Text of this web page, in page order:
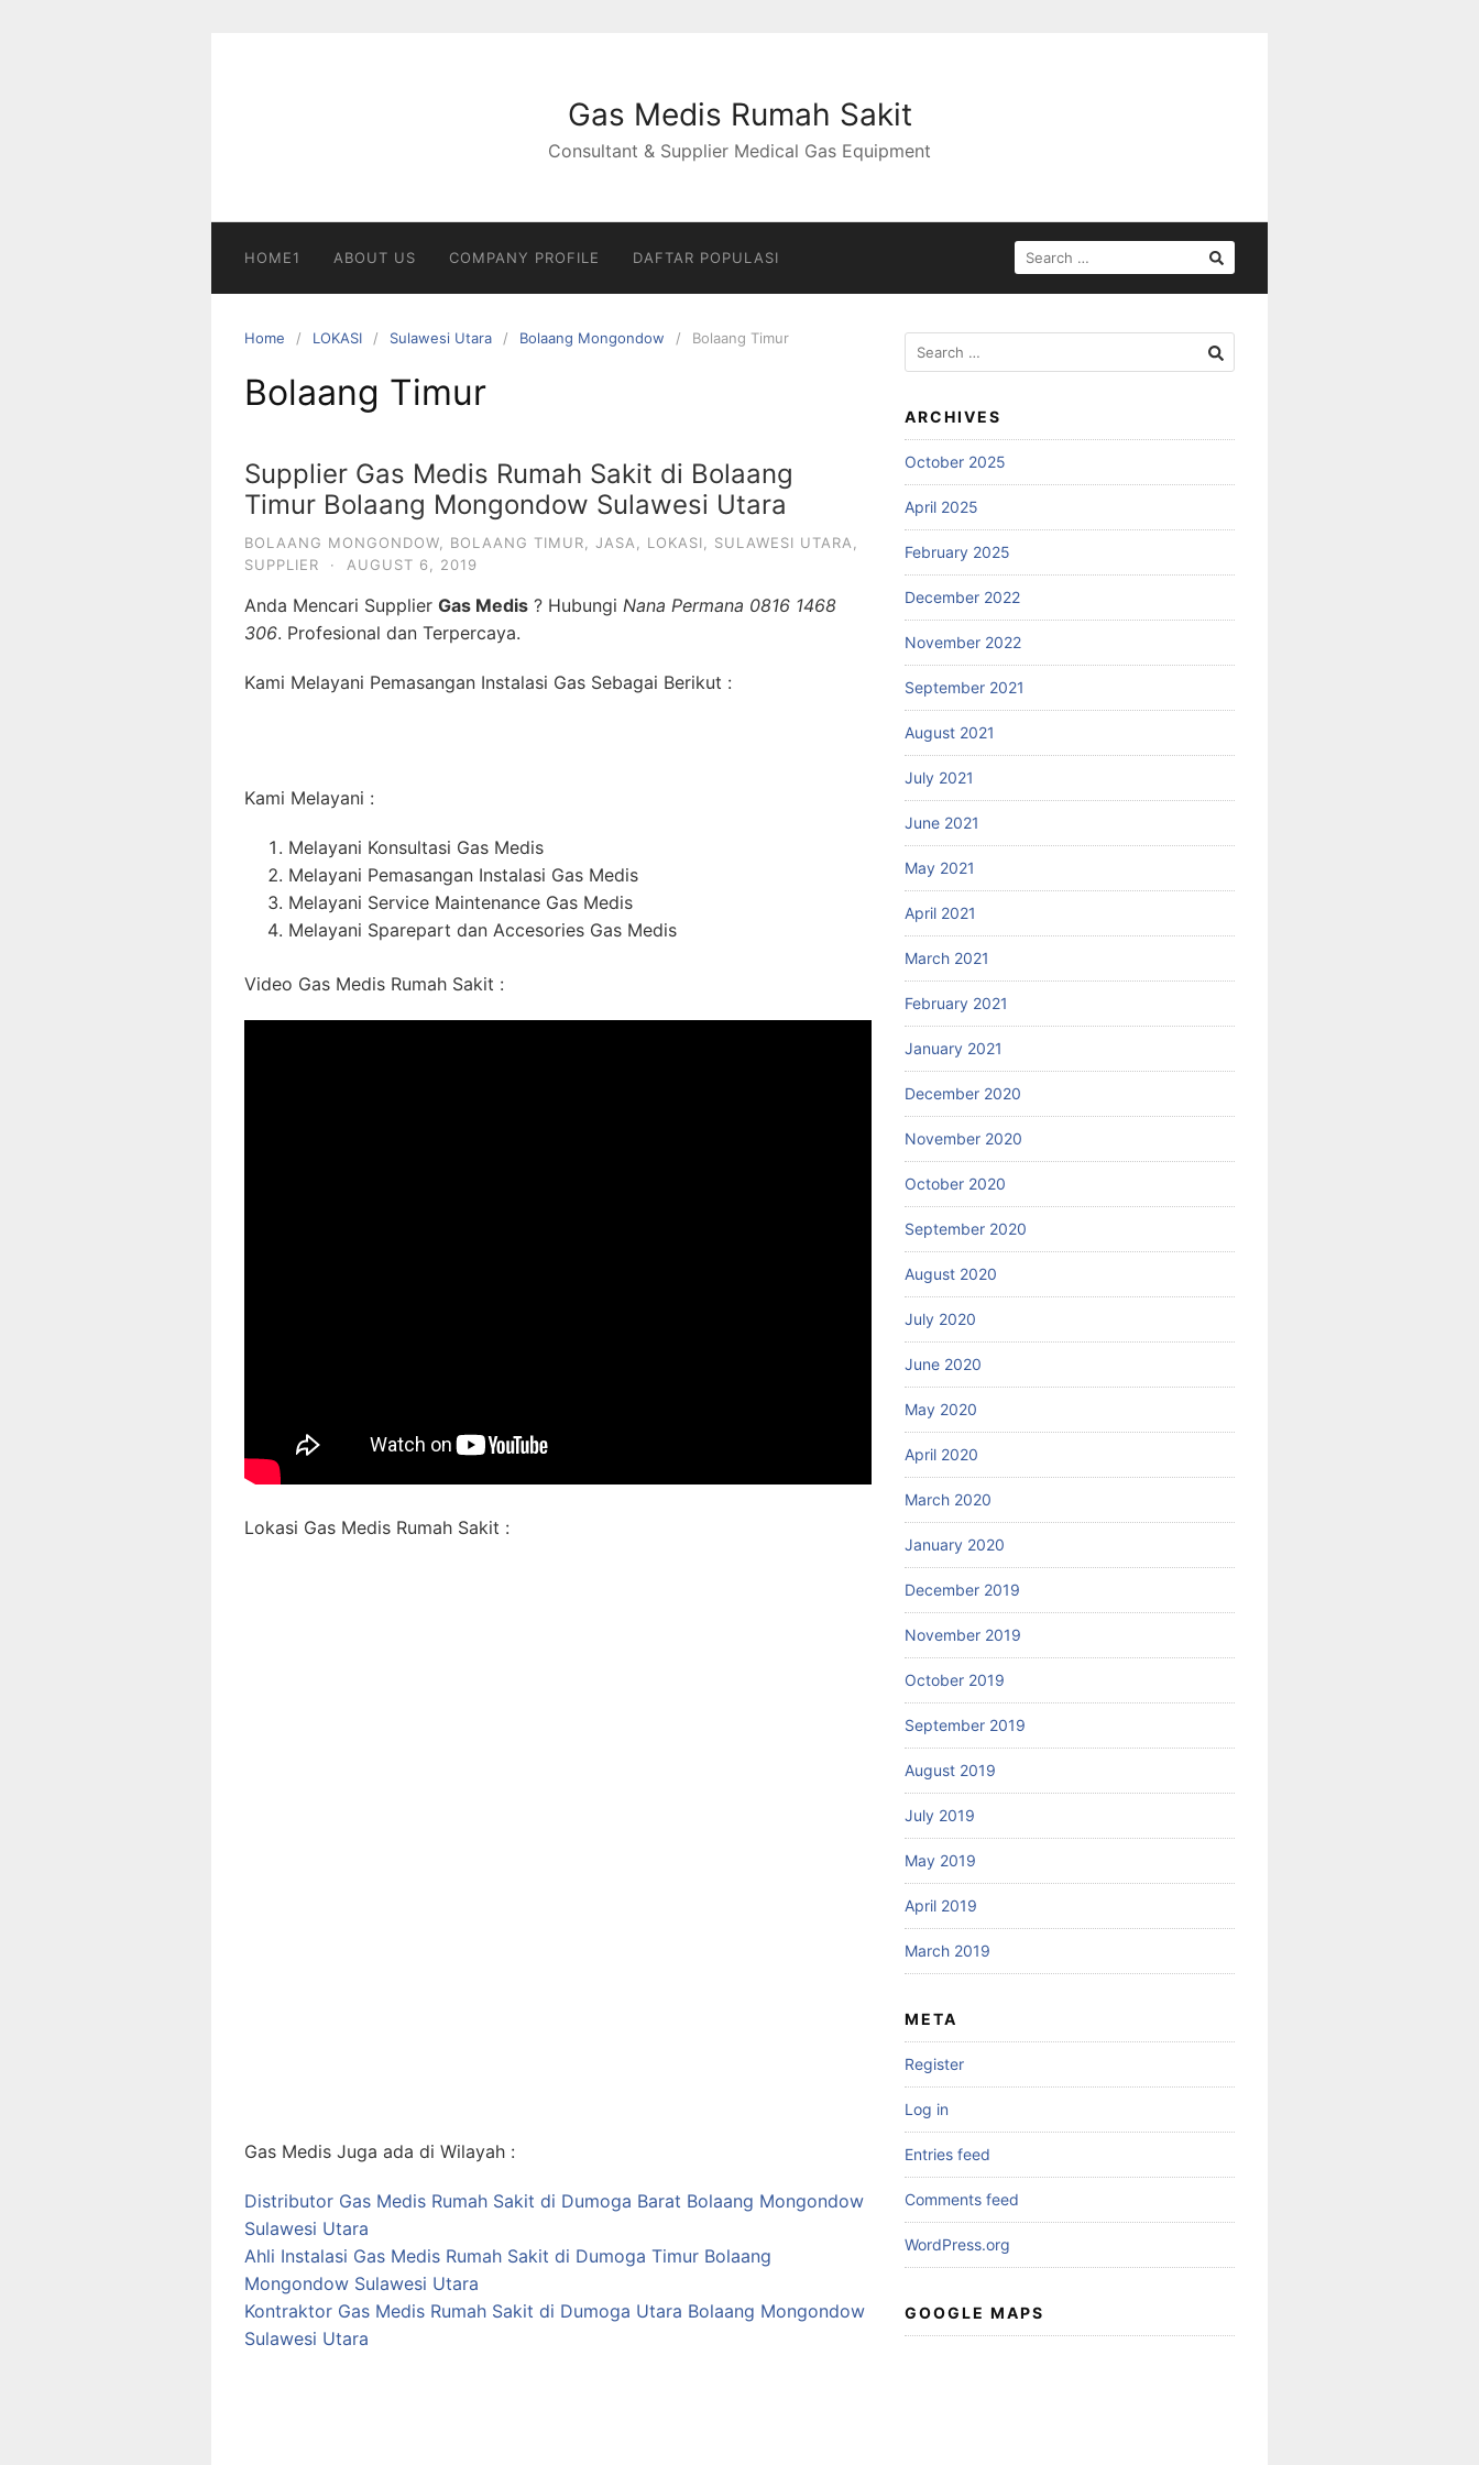
Gas Medis Rumah Sakit
Consultant & Supplier Medical Gas Equipment
HOME1 ABOUT US COMPANY PROFILE DAFTAR POPULASI
SEARCH
FOR:
Home LOKASI Sulawesi Utara Bolaang Mongondow Bolaang Timur
Bolaang Timur
Supplier Gas Medis Rumah Sakit di Bolaang
Timur Bolaang Mongondow Sulawesi Utara
BOLAANG MONGONDOW BOLAANG TIMUR JASA LOKASI SULAWESI UTARA
SUPPLIER
· AUGUST 6, 2019
Anda Mencari Supplier Gas Medis ? Hubungi Nana Permana 0816 1468
306. Profesional dan Terpercaya.
Kami Melayani Pemasangan Instalasi Gas Sebagai Berikut :
Kami Melayani :
Melayani Konsultasi Gas Medis
Melayani Pemasangan Instalasi Gas Medis
Melayani Service Maintenance Gas Medis
Melayani Sparepart dan Accesories Gas Medis
Video Gas Medis Rumah Sakit :
Lokasi Gas Medis Rumah Sakit :
Gas Medis Juga ada di Wilayah :
Distributor Gas Medis Rumah Sakit di Dumoga Barat Bolaang Mongondow
Sulawesi Utara
Ahli Instalasi Gas Medis Rumah Sakit di Dumoga Timur Bolaang
Mongondow Sulawesi Utara
Kontraktor Gas Medis Rumah Sakit di Dumoga Utara Bolaang Mongondow
Sulawesi Utara
Search
for:
ARCHIVES
October 2025
April 2025
February 2025
December 2022
November 2022
September 2021
August 2021
July 2021
June 2021
May 2021
April 2021
March 2021
February 2021
January 2021
December 2020
November 2020
October 2020
September 2020
August 2020
July 2020
June 2020
May 2020
April 2020
March 2020
January 2020
December 2019
November 2019
October 2019
September 2019
August 2019
July 2019
May 2019
April 2019
March 2019
META
Register
Log in
Entries feed
Comments feed
WordPress.org
GOOGLE MAPS